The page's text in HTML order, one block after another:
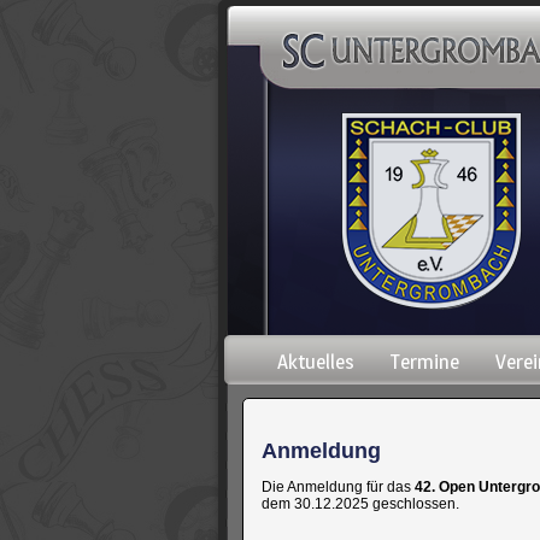
Navigation
überspringen
Aktuelles Termine
Anmeldung
Die Anmeldung für das 42. Open
dem 30.12.2025 geschlossen.